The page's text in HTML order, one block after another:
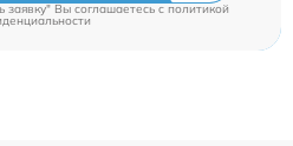
заявку" Вы соглашаетесь cполитикой